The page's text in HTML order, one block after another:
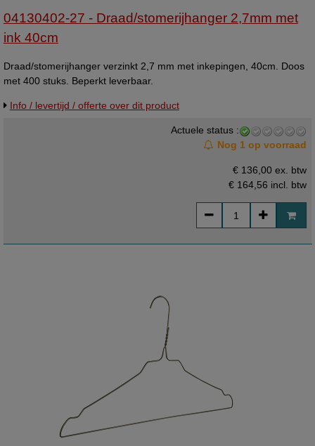
04130402-27 - Draad/stomerijhanger 2,7mm met
ink 40cm
Draad/stomerijhanger verzinkt 2,7 mm met inkepingen, 40cm. Doos
met 400 stuks. Beperkt leverbaar.
Info / levertijd / offerte over dit product
Actuele status :
Nog 1 op voorraad
€ 136,00 ex. btw
€ 164,56 incl. btw